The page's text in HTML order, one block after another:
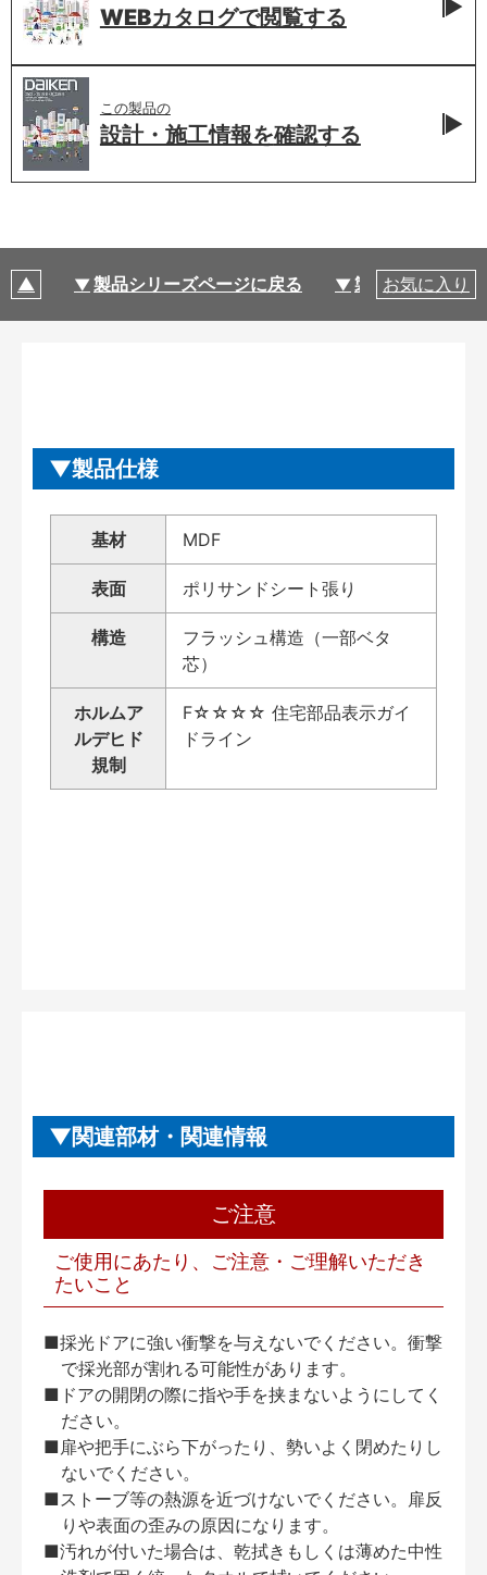
WEBカタログで閲覧する
この製品の
設計・施工情報を確認する
製品シリーズページに戻る 製品仕様
お気に入り
製品仕様
基材 MDF
表面 ポリサンドシート張り
構造
フラッシュ構造（一部ベタ
芯）
ホルムア
ルデヒド
規制
F☆☆☆☆ 住宅部品表示ガイ
ドライン
関連部材・関連情報
ご注意
ご使用にあたり、ご注意・ご理解いただき
たいこと
■採光ドアに強い衝撃を与えないでください。衝撃
で採光部が割れる可能性があります。
■ドアの開閉の際に指や手を挟まないようにしてく
ださい。
■扉や把手にぶら下がったり、勢いよく閉めたりし
ないでください。
■ストーブ等の熱源を近づけないでください。扉反
りや表面の歪みの原因になります。
■汚れが付いた場合は、乾拭きもしくは薄めた中性